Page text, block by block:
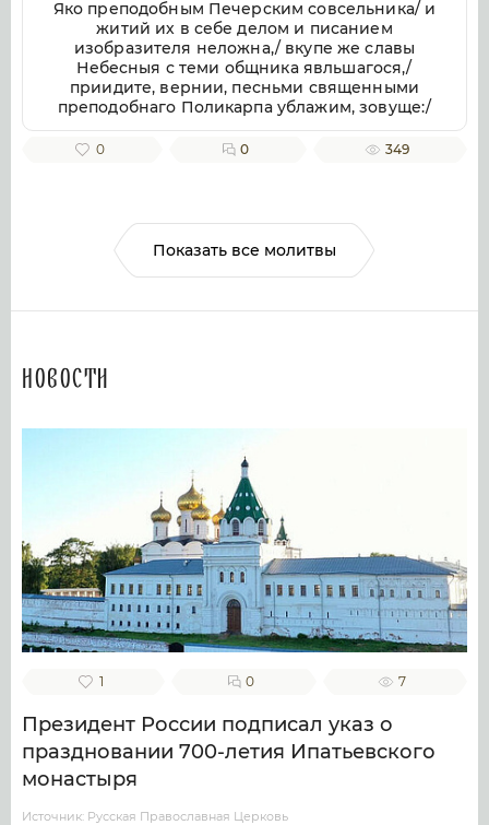
Яко преподобным Печерским совсельника/ и
житий их в себе делом и писанием
изобразителя неложна,/ вкупе же славы
Небесныя с теми общника явльшагося,/
приидите, вернии, песньми священными
преподобнаго Поликарпа ублажим, зовуще:/
радуйся, архимандритов Печерских похвало.
0 0 349
Показать все молитвы
Новости
1 0 7
Президент России подписал указ о
праздновании 700-летия Ипатьевского
монастыря
Источник: Русская Православная Церковь